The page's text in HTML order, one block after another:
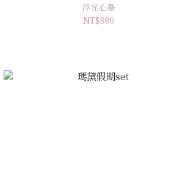
浮光心島
NT$880